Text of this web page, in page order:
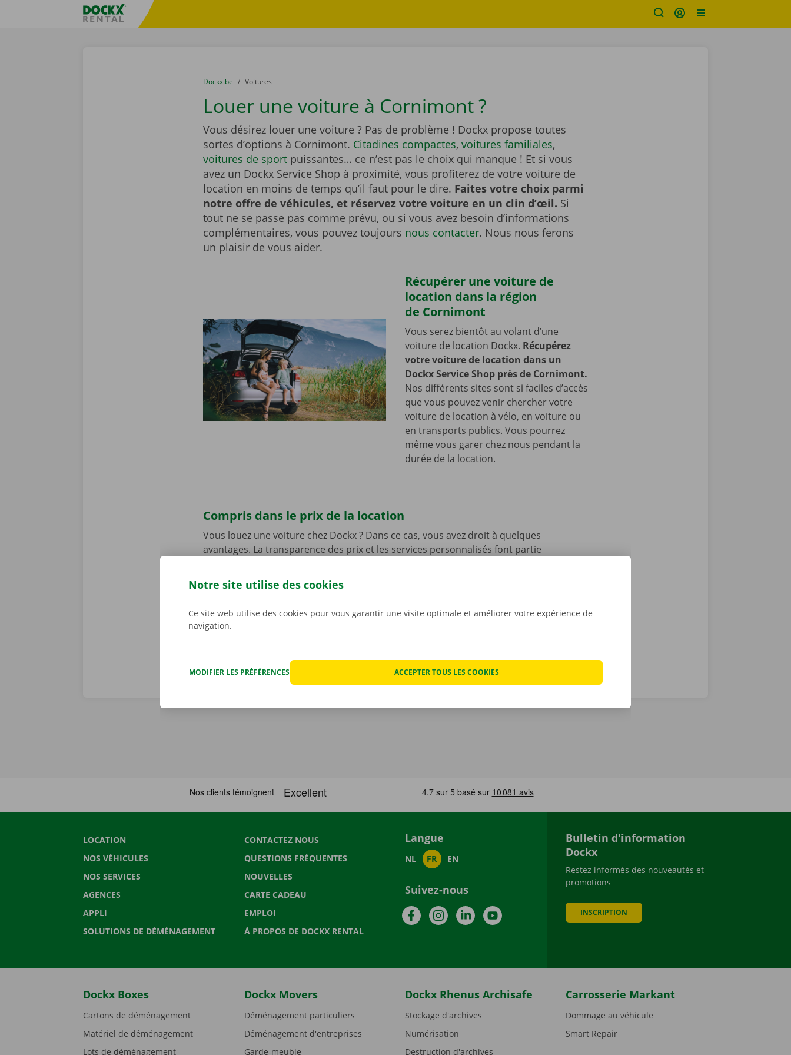
sitename
You are here:
du
Dockx.be to
Voitures
Louer une voiture à Cornimont ?
Vous désirez louer une voiture ? Pas de problème ! Dockx propose toutes
sortes d’options à Cornimont. Citadines compactes, voitures familiales,
voitures de sportpuissantes… ce n’est pas le choix qui manque ! Et si vous
avez un Dockx Service Shop à proximité, vous profiterez de votre voiture de
location en moins de temps qu’il faut pour le dire. Faites votre choix parmi
notre offre de véhicules, et réservez votre voiture en un clin d’œil. Si
tout ne se passe pas comme prévu, ou si vous avez besoin d’informations
complémentaires, vous pouvez toujours nous contacter. Nous nous ferons
un plaisir de vous aider.
Récupérer une voiture de
location dans la région
de Cornimont
Vous serez bientôt au volant d’une
voiture de location Dockx. Récupérez
votre voiture de location dans un
Dockx Service Shop près de Cornimont.
Nos différents sites sont si faciles d’accès
que vous pouvez venir chercher votre
voiture de location à vélo, en voiture ou
en transports publics. Vous pourrez
même vous garer chez nous pendant la
durée de la location.
Compris dans le prix de la location
Vous louez une voiture chez Dockx ? Dans ce cas, vous avez droit à quelques
avantages. La transparence des prix et les services personnalisés font partie
de dépannage disponible 24 h/24 et 7 j/7 dans l’ensemble de l’Europe en cas de
problème technique.Ainsi, vous pouvez profiter de votre voiture de location en
LOCATION
NOS VÉHICULES
NOS SERVICES
AGENCES
APPLI
SOLUTIONS DE DÉMÉNAGEMENT
CONTACTEZ NOUS
QUESTIONS FRÉQUENTES
NOUVELLES
CARTE CADEAU
EMPLOI
À PROPOS DE DOCKX RENTAL
Langue
NL FR EN
Suivez-nous
FacebookInstagramLinkedInYouTube
Bulletin d'information
Dockx
Restez informés des nouveautés et
promotions
INSCRIPTION
Dockx Boxes
Cartons de déménagement
Matériel de déménagement
Lots de déménagement
Dockx Movers
Déménagement particuliers
Déménagement d'entreprises
Garde-meuble
Dockx Rhenus Archisafe
Stockage d'archives
Numérisation
Destruction d'archives
Carrosserie Markant
Dommage au véhicule
Smart Repair
Notre site utilise des cookies
Ce site web utilise des cookies pour vous garantir une visite optimale et améliorer votre expérience de
navigation.
MODIFIER LES PRÉFÉRENCES ACCEPTER TOUS LES COOKIES